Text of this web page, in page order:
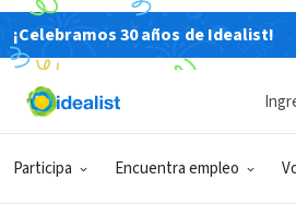
¡Celebramos 30 años de Idealist!
Participa Encuentra empleo
AGENCIA DE CONTRATACIÓN
Scott Miller Executive